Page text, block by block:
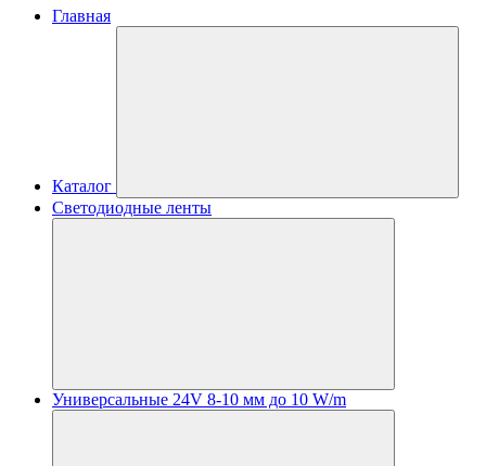
Главная
Каталог
Светодиодные ленты
Универсальные 24V 8-10 мм до 10 W/m